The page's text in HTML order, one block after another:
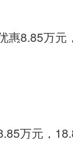
惠8.85万元